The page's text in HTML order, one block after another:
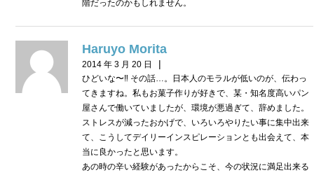
階だったのかもしれません。
Haruyo Morita
2014 年 3 月 20 日 |
ひどいな〜‼︎ その話…。日本人のモラルが低いのが、伝わっ
てきますね。私もお菓子作りが好きで、某・知名度高いパン
屋さんで働いていましたが、環境が悪過ぎて、辞めました。
ストレスが減ったおかげで、いろいろやりたい事に集中出来
て、こうしてデイリーインスピレーションとも出会えて、本
当に良かったと思います。
あの時の辛い経験があったからこそ、今の状況に満足出来る